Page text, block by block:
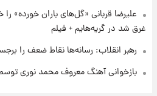
علیرضا قربانی «گل‌های باران خورده» را
غرق شد در گریه‌هایم + فیلم
رهبر انقلاب: رسانه‌ها نقاط ضعف را
بازخوانی آهنگ معروف محمد نوری توسط